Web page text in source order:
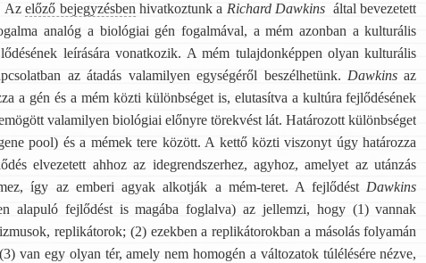
Azelőző bejegyzésben hivatkoztunk a Richard Dawkins által bevezetett
analóg a biológiai gén fogalmával, a mém azonban a kulturális
leírására vonatkozik. A mém tulajdonképpen olyan kulturális
az átadás valamilyen egységéről beszélhetünk. Dawkins az
a gén és a mém közti különbséget is, elutasítva a kultúra fejlődésének
valamilyen biológiai előnyre törekvést lát. Határozott különbséget
pool) és a mémek tere között. A kettő közti viszonyt úgy határozza
elvezetett ahhoz az idegrendszerhez, agyhoz, amelyet az utánzás
így az emberi agyak alkotják a mém-teret. A fejlődést Dawkins
alapuló fejlődést is magába foglalva) az jellemzi, hogy (1) vannak
replikátorok; (2) ezekben a replikátorokban a másolás folyamán
van egy olyan tér, amely nem homogén a változatok túlélésére nézve,